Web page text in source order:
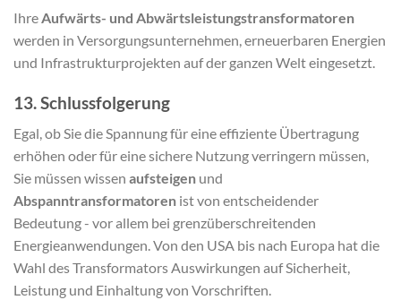
IhreAufwärts- und Abwärtsleistungstransformatoren
werden in Versorgungsunternehmen, erneuerbaren Energien
und Infrastrukturprojekten auf der ganzen Welt eingesetzt.
13. Schlussfolgerung
Egal, ob Sie die Spannung für eine effiziente Übertragung
erhöhen oder für eine sichere Nutzung verringern müssen,
Sie müssen wissen aufsteigen und
Abspanntransformatoren ist von entscheidender
Bedeutung - vor allem bei grenzüberschreitenden
Energieanwendungen. Von den USA bis nach Europa hat die
Wahl des Transformators Auswirkungen auf Sicherheit,
Leistung und Einhaltung von Vorschriften.